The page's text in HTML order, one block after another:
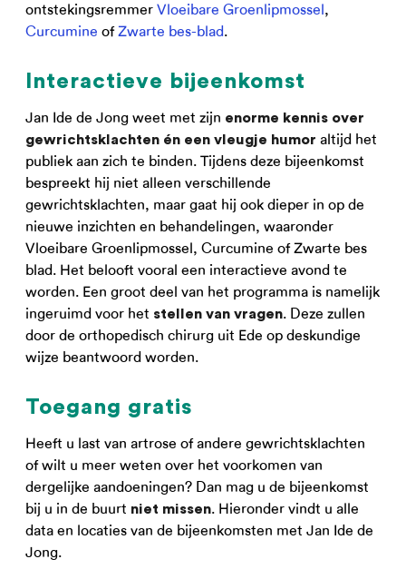
ontstekingsremmer Vloeibare Groenlipmossel,
Curcumine ofZwarte bes-blad.
Interactieve bijeenkomst
Jan Ide de Jong weet met zijn enorme kennis over
gewrichtsklachten én een vleugje humor altijd het
publiek aan zich te binden. Tijdens deze bijeenkomst
bespreekt hij niet alleen verschillende
gewrichtsklachten, maar gaat hij ook dieper in op de
nieuwe inzichten en behandelingen, waaronder
Vloeibare Groenlipmossel, Curcumine of Zwarte bes
blad. Het belooft vooral een interactieve avond te
worden. Een groot deel van het programma is namelijk
ingeruimd voor het stellen van vragen. Deze zullen
door de orthopedisch chirurg uit Ede op deskundige
wijze beantwoord worden.
Toegang gratis
Heeft u last van artrose of andere gewrichtsklachten
of wilt u meer weten over het voorkomen van
dergelijke aandoeningen? Dan mag u de bijeenkomst
bij u in de buurt niet missen. Hieronder vindt u alle
data en locaties van de bijeenkomsten met Jan Ide de
Jong.